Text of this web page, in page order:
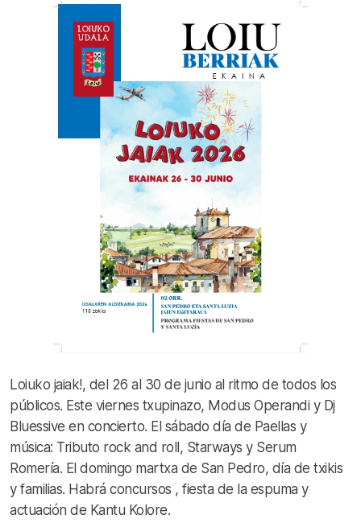
Loiuko jaiak!, del 26 al 30 de junio al ritmo de todos los
públicos. Este viernes txupinazo, Modus Operandi y Dj
Bluessive en concierto. El sábado día de Paellas y
música: Tributo rock and roll, Starways y Serum
Romería. El domingo martxa de San Pedro, día de txikis
y familias. Habrá concursos , fiesta de la espuma y
actuación de Kantu Kolore.